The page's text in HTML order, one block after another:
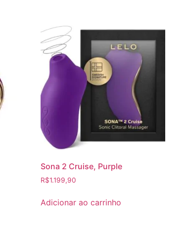
Sona 2 Cruise, Purple
R$1.199,90
Adicionar ao carrinho